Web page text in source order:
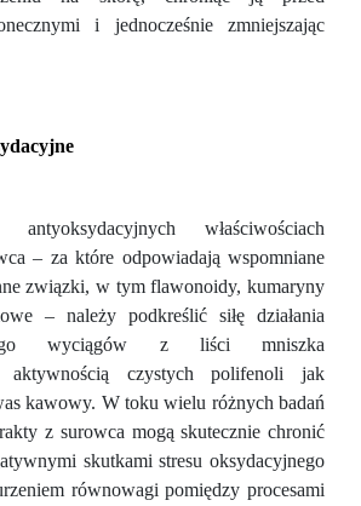
i jednocześnie zmniejszając
właściwościach
– za które odpowiadają wspomniane
związki, w tym flawonoidy, kumaryny
– należy podkreślić siłę działania
wyciągów z liści mniszka
aktywnością czystych polifenoli jak
kawowy. W toku wielu różnych badań
z surowca mogą skutecznie chronić
skutkami stresu oksydacyjnego
równowagi pomiędzy procesami